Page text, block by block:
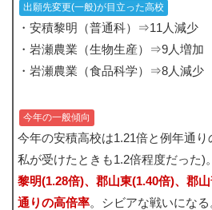
出願先変更(一般)が目立った高校
・安積黎明（普通科）⇒11人減少
・岩瀬農業（生物生産）⇒9人増加
・岩瀬農業（食品科学）⇒8人減少
今年の一般傾向
今年の安積高校は1.21倍と例年通
私が受けたときも1.2倍程度だった)。
黎明(1.28倍)、郡山東(1.40倍)、郡
通りの高倍率。シビアな戦いになる